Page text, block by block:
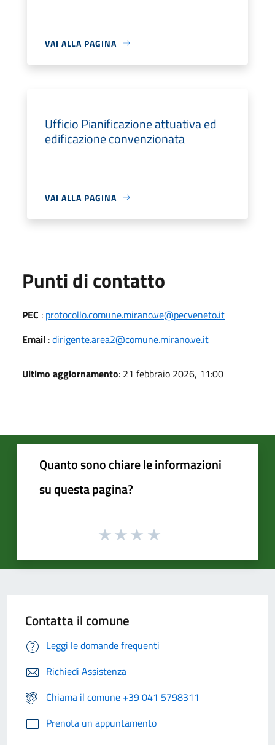
VAI ALLA PAGINA
Ufficio Pianificazione attuativa ed
edificazione convenzionata
VAI ALLA PAGINA
Punti di contatto
PEC : protocollo.comune.mirano.ve@pecveneto.it
Email :dirigente.area2@comune.mirano.ve.it
Ultimo aggiornamento: 21 febbraio 2026, 11:00
Quanto sono chiare le informazioni
su questa pagina?
Contatta il comune
Leggi le domande frequenti
Richiedi Assistenza
Chiama il comune +39 041 5798311
Prenota un appuntamento